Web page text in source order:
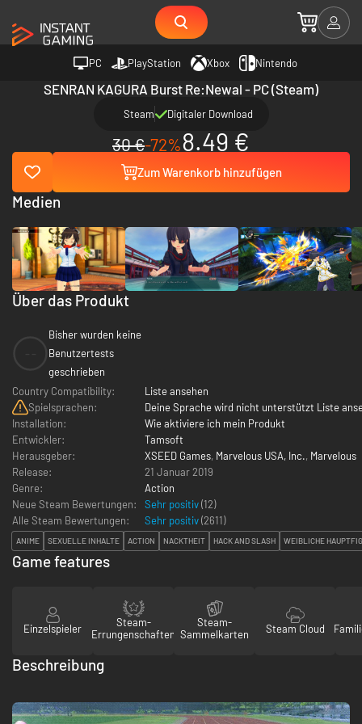
PC PlayStation Xbox Nintendo
SENRAN KAGURA Burst Re:Newal - PC (Steam)
Steam Digitaler Download
30 €-72%8.49 €
Zum Warenkorb hinzufügen
Über das Produkt
Bisher wurden keine
Benutzertests
geschrieben
Country Compatibility:
Liste ansehen
Spielsprachen:
Deine Sprache wird nicht unterstützt Liste
Installation:
Wie aktiviere ich mein Produkt
Entwickler:
Tamsoft
Herausgeber:
XSEED Games, Marvelous USA, Inc., Marvelous
Release:
21 Januar 2019
Genre:
Action
Neue Steam Bewertungen:
Sehr positiv(12)
Alle Steam Bewertungen:
Sehr positiv(2611)
ANIME SEXUELLE INHALTE ACTION NACKTHEIT HACK AND SLASH WEIBLICHE
Medien
Game features
Einzelspieler
Steam-
Errungenschaften
Steam-
Sammelkarten
Steam Cloud
Beschreibung